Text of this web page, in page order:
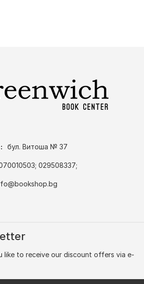
бул. Витоша № 37
029508337;
like to receive our discount offers via e-